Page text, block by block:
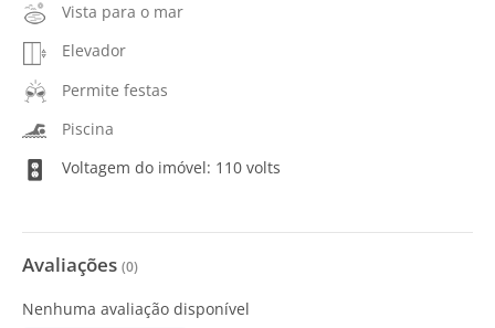
Vista para o mar
Elevador
Permite festas
Piscina
Voltagem do imóvel: 110 volts
Avaliações (0)
Nenhuma avaliação disponível